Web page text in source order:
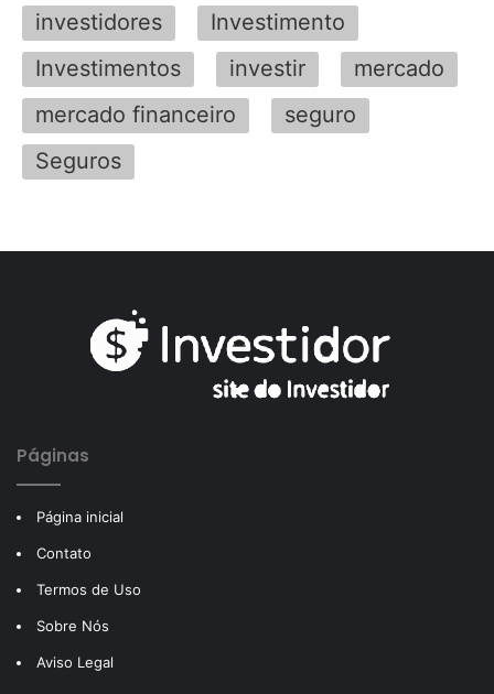
investidores
Investimento
Investimentos
investir
mercado
mercado financeiro
seguro
Seguros
Páginas
Página inicial
Contato
Termos de Uso
Sobre Nós
Aviso Legal